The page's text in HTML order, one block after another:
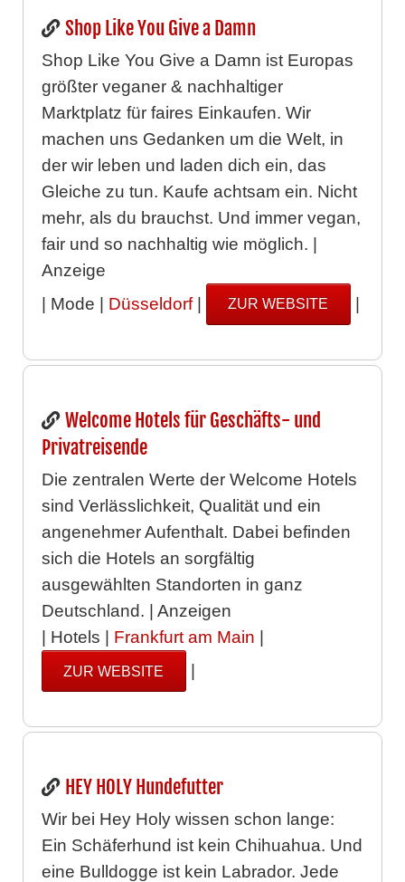
Shop Like You Give a Damn
Shop Like You Give a Damn ist Europas
größter veganer & nachhaltiger
Marktplatz für faires Einkaufen. Wir
machen uns Gedanken um die Welt, in
der wir leben und laden dich ein, das
Gleiche zu tun. Kaufe achtsam ein. Nicht
mehr, als du brauchst. Und immer vegan,
fair und so nachhaltig wie möglich. |
Anzeige
| Mode | Düsseldorf| ZUR WEBSITE |
Welcome Hotels für Geschäfts- und
Privatreisende
Die zentralen Werte der Welcome Hotels
sind Verlässlichkeit, Qualität und ein
angenehmer Aufenthalt. Dabei befinden
sich die Hotels an sorgfältig
ausgewählten Standorten in ganz
Deutschland. | Anzeigen
| Hotels | Frankfurt am Main
ZUR WEBSITE |
HEY HOLY Hundefutter
Wir bei Hey Holy wissen schon lange:
Ein Schäferhund ist kein Chihuahua. Und
eine Bulldogge ist kein Labrador. Jede